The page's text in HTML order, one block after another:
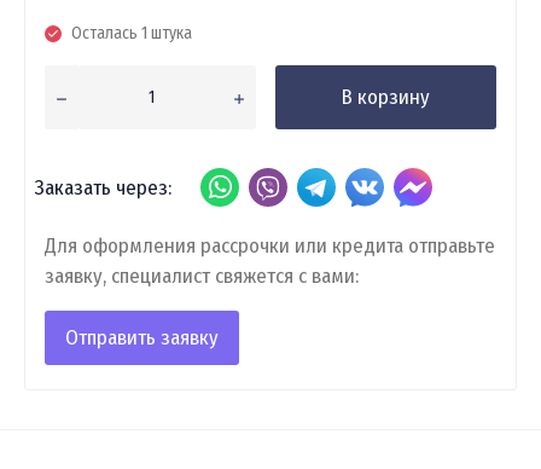
Осталась 1 штука
В корзину
Заказать через:
Для оформления рассрочки или кредита отправьте
заявку, специалист свяжется с вами:
Отправить заявку